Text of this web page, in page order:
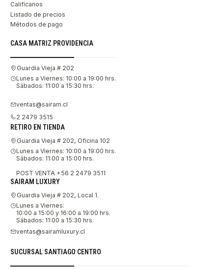
Califícanos
Listado de precios
Métodos de pago
CASA MATRIZ PROVIDENCIA
Guardia Vieja # 202
Lunes a Viernes: 10:00 a 19:00 hrs.
Sábados: 11:00 a 15:30 hrs.
ventas@sairam.cl
2 2479 3515
RETIRO EN TIENDA
Guardia Vieja # 202, Oficina 102
Lunes a Viernes: 10:00 a 19:00 hrs.
Sábados: 11:00 a 15:00 hrs.
POST VENTA +56 2 2479 3511
SAIRAM LUXURY
Guardia Vieja # 202, Local 1.
Lunes a Viernes:
10:00 a 15:00 y 16:00 a 19:00 hrs.
Sábados: 11:00 a 15:30 hrs.
ventas@sairamluxury.cl
SUCURSAL SANTIAGO CENTRO